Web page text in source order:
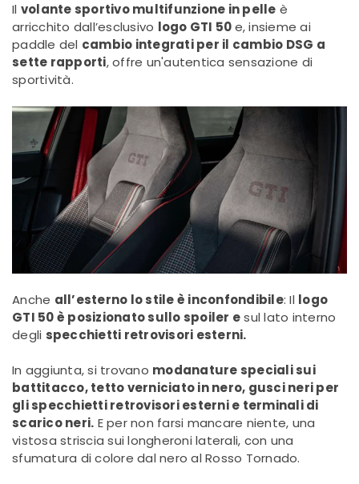
Il volante sportivo multifunzione in pelle è
arricchito dall’esclusivo logo GTI 50e, insieme ai
paddle del cambio integrati per il cambio DSG a
sette rapporti, offre un'autentica sensazione di
sportività.
Anche all’esterno lo stile è inconfondibile: Il logo
GTI 50 è posizionato sullo spoiler esul lato interno
degli specchietti retrovisori esterni.
In aggiunta, si trovano modanature speciali sui
battitacco, tetto verniciato in nero, gusci neri per
gli specchietti retrovisori esterni e terminali di
scarico neri. E per non farsi mancare niente, una
vistosa striscia sui longheroni laterali, con una
sfumatura di colore dal nero al Rosso Tornado.